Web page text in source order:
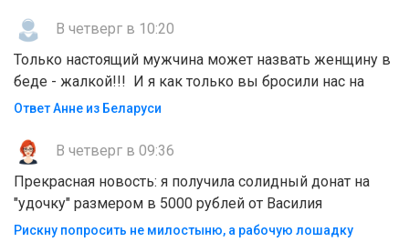
В четверг в 10:20
Только настоящий мужчина может назвать женщину в
беде - жалкой!!! И я как только вы бросили нас на
Ответ Анне из Беларуси
В четверг в 09:36
Прекрасная новость: я получила солидный донат на
"удочку" размером в 5000 рублей от Василия
Рискну попросить не милостыню, а рабочую лошадку